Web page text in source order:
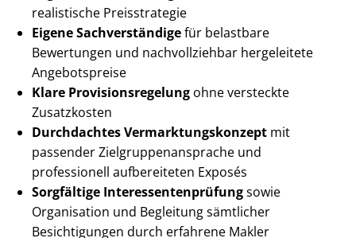
realistische Preisstrategie
Eigene Sachverständigefür belastbare
Bewertungen und nachvollziehbar hergeleitete
Angebotspreise
Klare Pro­vi­si­ons­re­ge­lung ohne versteckte
Zusatzkosten
Durchdachtes Ver­mark­tungs­kon­zept mit
passender Ziel­grup­pen­an­spra­che und
professionell aufbereiteten Exposés
Sorgfältige In­ter­es­sen­ten­prü­fungsowie
Organisation und Begleitung sämtlicher
Besichtigungen durch erfahrene Makler